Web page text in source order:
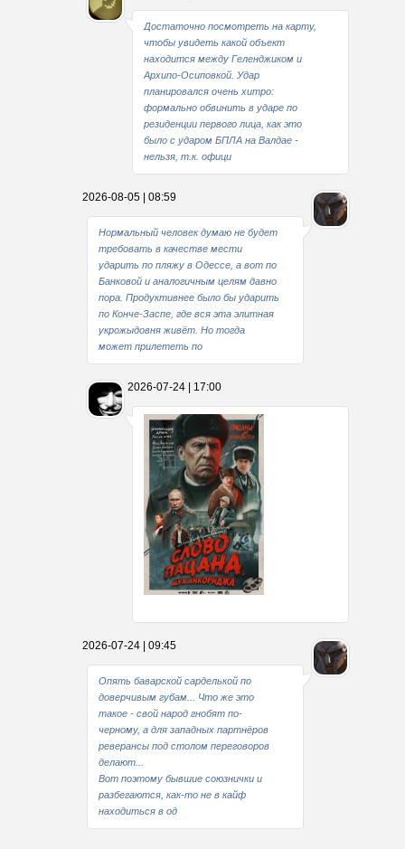
Достаточно посмотреть на карту,
чтобы увидеть какой объект
находится между Геленджиком и
Архипо-Осиповкой. Удар
планировался очень хитро:
формально обвинить в ударе по
резиденции первого лица, как это
было с ударом БПЛА на Валдае -
нельзя, т.к. офици
2026-08-05 | 08:59
Нормальный человек думаю не будет
требовать в качестве мести
ударить по пляжу в Одессе, а вот по
Банковой и аналогичным целям давно
пора. Продуктивнее было бы ударить
по Конче-Заспе, где вся эта элитная
укрожыдовня живёт. Но тогда
может прилететь по
2026-07-24 | 17:00
2026-07-24 | 09:45
Опять баварской сарделькой по
доверчивым губам... Что же это
такое - свой народ гнобят по-
черному, а для западных партнёров
реверансы под столом переговоров
делают...
Вот поэтому бывшие союзнички и
разбегаются, как-то не в кайф
находиться в од